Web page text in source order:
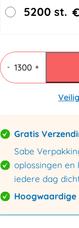
5200 st. €
-
Grijskarton
Palletplaten
118x78cm
(Europallet)
+
Gratis
Sabe
oplossingen en
iedere dag
Hoogwaardige